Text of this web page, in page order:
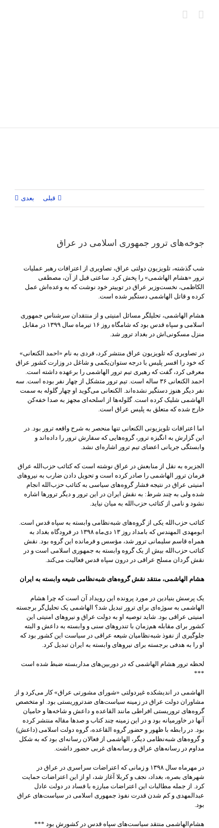
قبلی بعدی
جوخه‌های ترور جمهوری اسلامی در عراق
شب گذشته، تلویزیون دولتی عراق، تصاویری از اعترافات رهبر عملیات
ترور «هشام الهاشمی» را پخش کرد. ساعتی قبل از آن، مصطفی
الکاظمی، نخست‌وزیر عراق در توییتر خود نوشت که به وعده‌اش عمل
کرده و قاتل الهاشمی دستگیر شده است.
هشام الهاشمی، تحلیلگر مسائل امنیتی و از منتقدان سرشناس جمهوری
اسلامی و سپاه قدس بود که شامگاه روز ۱۶ تیرماه سال ۱۳۹۹ در مقابل
منزل مسکونی‌اش در بغداد ترور شد.
در تصاویری که تلویزیون عراق منتشر کرد، فردی به نام «احمد الکنعانی»
که خود را افسر پلیس با درجه ستوان‌یکمی و شاغل در وزارت کشور عراق
معرفی کرد، گفت که رهبری تیم ترور الهاشمی را برعهده داشته است.
احمد الکنعانی ۳۶ ساله است. تیم ترور متشکل از چهار نفر بوده است. سه
نفر دیگر هنوز دستگیر نشده‌اند. الکنعانی می‌گوید او چهار گلوله به سمت
الهاشمی شلیک کرده است. گلوله‌ها از اسلحه‌ای مجهز به صدا خفه‌کن
خارج شده که متعلق به پلیس عراق است.
اما اعترافات تلویزیونی الکنعانی تنها منحصر به شرح واقعه ترور بود. در
این گزارش به انگیزه ترور، گروه‌هایی که سفارش ترور را داده‌اند و
وابستگی جریانی اعضای تیم ترور اشاره‌ای نشد.
الجزیره به نقل از منابعش در عراق نوشته است که کتائب حزب‌الله عراق
فرمان ترور الهاشمی را صادر کرده است و تحویل دادن ضارب به نیروهای
امنیتی عراق در نتیجه فشار گروه‌های سیاسی به کتائب حزب‌الله انجام
شده ولی به چند شرط: به نقش ایران در این ترور و دیگر ترورها اشاره
نشود و نامی از کتائب حزب‌الله به میان نیاید.
کتائب حزب‌الله یکی از گروه‌های شبه‌نظامی وابسته به سپاه قدس است.
ابومهدی المهندس که بامداد روز ۱۳ دی‌ماه ۱۳۹۸ در فرودگاه بغداد به
همراه قاسم سلیمانی ترور شد، مؤسس و فرمانده این گروه بود. نقش
کتائب حزب‌الله بیش از یک گروه‌ وابسته به جمهوری اسلامی است و در
نقش گردان مسلح عراقی در درون سپاه قدس فعالیت می‌کند.
هشام الهاشمی، منتقد نقش گروه‌های شبه‌نظامی شیعه وابسته به ایران
یک پرسش بنیادین در مورد پرونده این رویداد آن است که چرا هشام
الهاشمی به سوژه‌ای برای ترور تبدیل شد؟ الهاشمی یک تحلیل‌گر برجسته
امنیتی عراقی بود. شاید توصیه او به دولت عراق و نیروهای امنیتی این
کشور برای مقابله هم‌زمان با تندروهای سنی و وابسته به داعش و البته
جلوگیری از نفوذ شبه‌نظامیان شیعه عراقی در سیاست این کشور بود که
او را به هدفی برجسته برای نیروهای وابسته به ایران تبدیل کرد.
لحظه ترور هشام الهاشمی که در دوربین‌های مداربسته ضبط شده است
***
الهاشمی در اندیشکده غیردولتی «شورای مشورتی عراق» کار می‌کرد و از
مشاوران دولت عراق در زمینه سیاست‌های ضدتروریستی بود. او متخصص
گروه‌های تروریستی افراطی مانند القاعده و داعش و شاخه‌ها و حامیان
آنها در خاورمیانه بود و در این زمینه چند کتاب و صدها مقاله منتشر کرده
بود. در رابطه با ظهور و حضور گروه القاعده، گروه دولت اسلامی (داعش)
و گروه‌های شبه‌نظامی دیگر، الهاشمی از فعالان رسانه‌ای بود که به شکل
مداوم در رسانه‌های عراق و رسانه‌های غربی حضور داشت.
در مهرماه سال ۱۳۹۸ و زمانی که اعتراضات سراسری در عراق در
شهرهای بصره، بغداد، نجف و کربلا آغاز شد، او از این اعتراضات حمایت
کرد. از جمله مطالبات این اعتراضات مبارزه با فساد در دولت عادل
عبدالمهدی و کم شدن قدرت نفوذ جمهوری اسلامی در سیاست‌های عراق
بود.
هشام‌الهاشمی منتقد سیاست‌های سپاه قدس در کشورش بود ***